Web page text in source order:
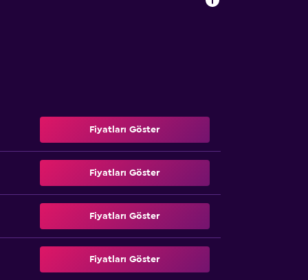
Fiyatları Göster
Fiyatları Göster
Fiyatları Göster
Fiyatları Göster